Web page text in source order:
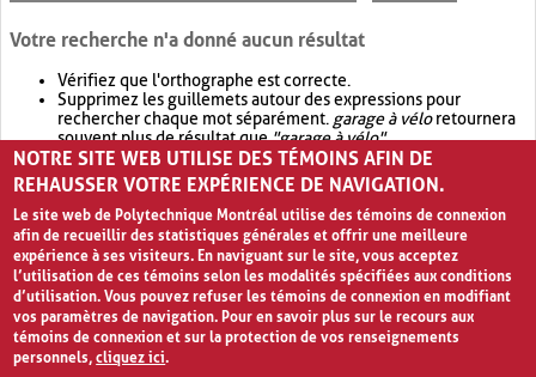
Votre recherche n'a donné aucun résultat
Vérifiez que l'orthographe est correcte.
Supprimez les guillemets autour des expressions pour
rechercher chaque mot séparément. garage à véloretournera
souvent plus de résultat que"garage à vélo".
Envisagez d'élargir votre recherche avec OR.garage OR vélo
retournera souvent plus de résultat quegarage à vélo
NOTRE SITE WEB UTILISE DES TÉMOINS AFIN DE
REHAUSSER VOTRE EXPÉRIENCE DE NAVIGATION.
Le site web de Polytechnique Montréal utilise des témoins de connexion
afin de recueillir des statistiques générales et offrir une meilleure
expérience à ses visiteurs. En naviguant sur le site, vous acceptez
l’utilisation de ces témoins selon les modalités spécifiées aux conditions
d’utilisation. Vous pouvez refuser les témoins de connexion en modifiant
vos paramètres de navigation. Pour en savoir plus sur le recours aux
témoins de connexion et sur la protection de vos renseignements
personnels,cliquez ici.